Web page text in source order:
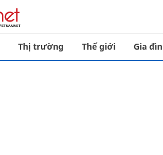
Thị trường Thế giới Gia